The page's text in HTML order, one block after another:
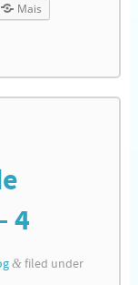
Mais
4
&filed under